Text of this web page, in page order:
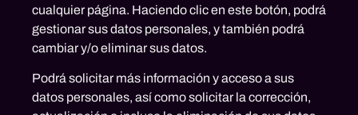
cualquier página. Haciendo clic en este botón, podrá
gestionar sus datos personales, y también podrá
cambiar y/o eliminar sus datos.
Podrá solicitar más información y acceso a sus
datos personales, así como solicitar la corrección,